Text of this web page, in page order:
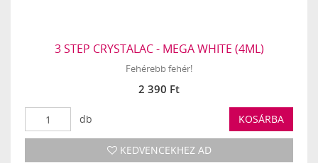
3 STEP CRYSTALAC - MEGA WHITE (4ML)
Fehérebb fehér!
2 390 Ft
db KOSÁRBA
KEDVENCEKHEZ AD